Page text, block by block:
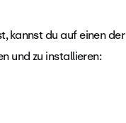
kannst du auf einen der
und zu installieren: